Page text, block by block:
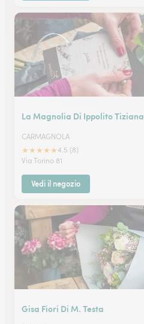
La Magnolia Di Ippolito Tiziana
CARMAGNOLA
★★★★★4.5 (8)
Via Torino 81
Vedi il negozio
Gisa Fiori Di M. Testa